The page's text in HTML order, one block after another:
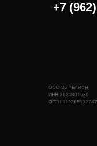
ООО 26 РЕГИОН
ИНН 2624801630
ОГРН
+7